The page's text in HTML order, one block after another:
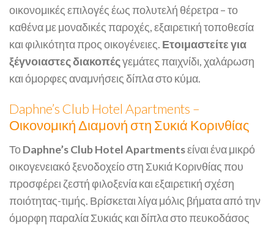
οικονομικές επιλογές έως πολυτελή θέρετρα – το
καθένα με μοναδικές παροχές, εξαιρετική τοποθεσία
και φιλικότητα προς οικογένειες. Ετοιμαστείτε για
ξέγνοιαστες διακοπέςγεμάτες παιχνίδι, χαλάρωση
και όμορφες αναμνήσεις δίπλα στο κύμα.
Daphne’s Club Hotel Apartments –
Οικονομική Διαμονή στη Συκιά Κορινθίας
ΤοDaphne’s Club Hotel Apartmentsείναι ένα μικρό
οικογενειακό ξενοδοχείο στη Συκιά Κορινθίας που
προσφέρει ζεστή φιλοξενία και εξαιρετική σχέση
ποιότητας-τιμής. Βρίσκεται λίγα μόλις βήματα από την
όμορφη παραλία Συκιάς και δίπλα στο πευκοδάσος